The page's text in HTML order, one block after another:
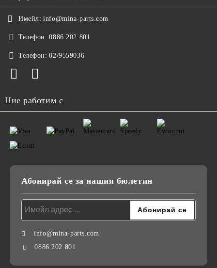
Имейл: info@mina-parts.com
Телефон: 0886 202 801
Телефон: 02/9559036
Ние работим с
Абонирай се за нашия бюлетин
info@mina-parts.com
0886 202 801